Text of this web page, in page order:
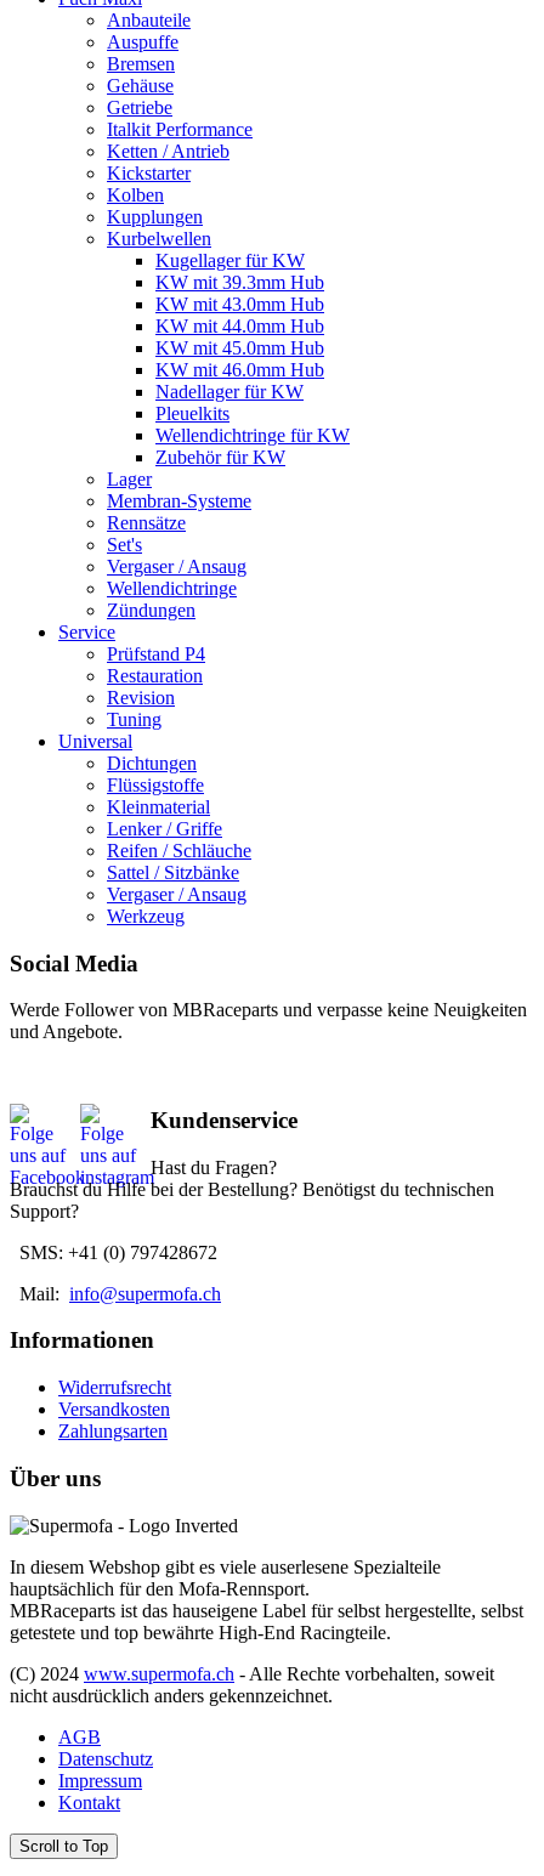
Anbauteile
Auspuffe
Bremsen
Gehäuse
Getriebe
Italkit Performance
Ketten / Antrieb
Kickstarter
Kolben
Kupplungen
Kurbelwellen
Kugellager für KW
KW mit 39.3mm Hub
KW mit 43.0mm Hub
KW mit 44.0mm Hub
KW mit 45.0mm Hub
KW mit 46.0mm Hub
Nadellager für KW
Pleuelkits
Wellendichtringe für KW
Zubehör für KW
Lager
Membran-Systeme
Rennsätze
Set's
Vergaser / Ansaug
Wellendichtringe
Zündungen
Service
Prüfstand P4
Restauration
Revision
Tuning
Universal
Dichtungen
Flüssigstoffe
Kleinmaterial
Lenker / Griffe
Reifen / Schläuche
Sattel / Sitzbänke
Vergaser / Ansaug
Werkzeug
Social Media
Werde Follower von MBRaceparts und verpasse keine Neuigkeiten
und Angebote.
Kundenservice
Hast du Fragen?
Brauchst du Hilfe bei der Bestellung? Benötigst du technischen
Support?
SMS: +41 (0) 797428672
Mail: info@supermofa.ch
Informationen
Widerrufsrecht
Versandkosten
Zahlungsarten
Über uns
In diesem Webshop gibt es viele auserlesene Spezialteile
hauptsächlich für den Mofa-Rennsport.
MBRaceparts ist das hauseigene Label für selbst hergestellte, selbst
getestete und top bewährte High-End Racingteile.
(C) 2024 www.supermofa.ch - Alle Rechte vorbehalten, soweit
nicht ausdrücklich anders gekennzeichnet.
AGB
Datenschutz
Impressum
Kontakt
Scroll to Top